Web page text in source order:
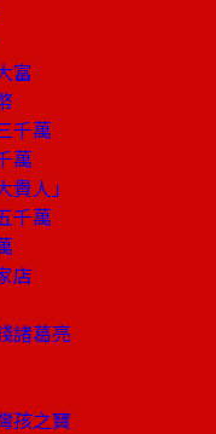
富
千萬
萬
人」
千萬
店
諸葛亮
孩之寶